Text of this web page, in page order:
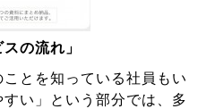
の流れ」
とを知っている社員もい
い」という部分では、多